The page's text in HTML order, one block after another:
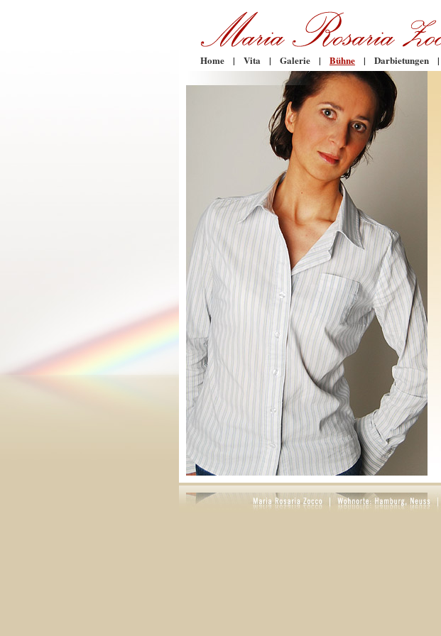
Home | Vita | Galerie | Bühne | Darbietungen |